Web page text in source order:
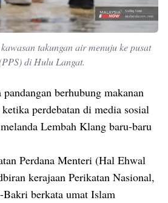
takungan air menuju ke pusat
di Hulu Langat.
pandangan berhubung makanan
perdebatan di media sosial
Lembah Klang baru-baru
Perdana Menteri (Hal Ehwal
kerajaan Perikatan Nasional,
berkata umat Islam